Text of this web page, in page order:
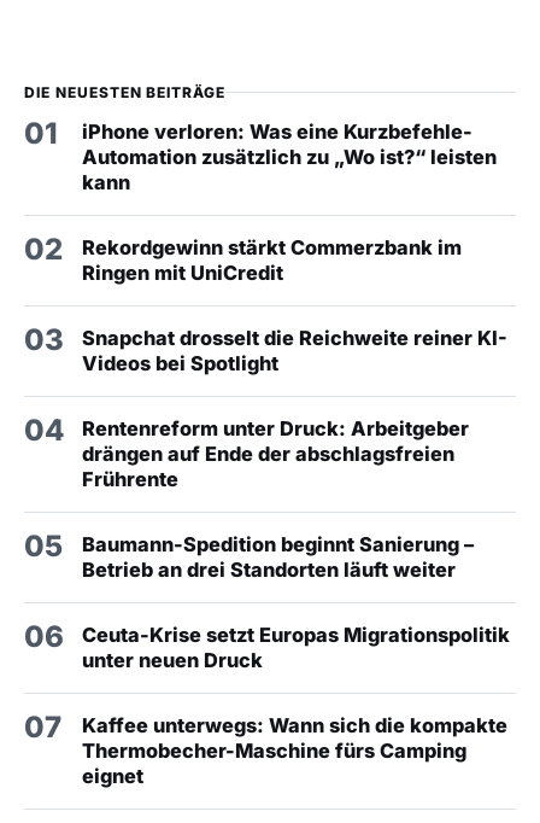
DIE NEUESTEN BEITRÄGE
01
iPhone verloren: Was eine Kurzbefehle-
Automation zusätzlich zu „Wo ist?“ leisten
kann
02
Rekordgewinn stärkt Commerzbank im
Ringen mit UniCredit
03
Snapchat drosselt die Reichweite reiner KI-
Videos bei Spotlight
04
Rentenreform unter Druck: Arbeitgeber
drängen auf Ende der abschlagsfreien
Frührente
05
Baumann-Spedition beginnt Sanierung –
Betrieb an drei Standorten läuft weiter
06
Ceuta-Krise setzt Europas Migrationspolitik
unter neuen Druck
07
Kaffee unterwegs: Wann sich die kompakte
Thermobecher-Maschine fürs Camping
eignet